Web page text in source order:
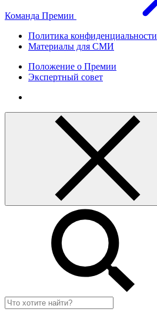
Команда Премии
Политика конфиденциальности
Материалы для СМИ
Положение о Премии
Экспертный совет